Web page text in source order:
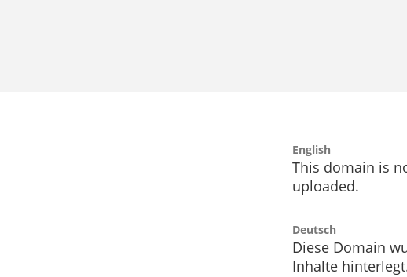
English
This domain is
uploaded.
Deutsch
Diese Domain
Inhalte